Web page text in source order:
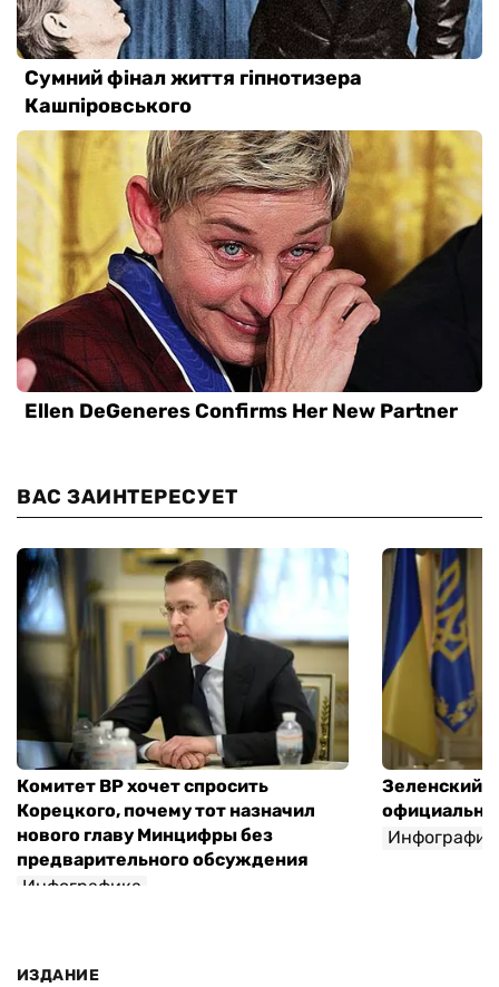
ВАС ЗАИНТЕРЕСУЕТ
Комитет ВР хочет спросить
Корецкого, почему тот назначил
нового главу Минцифры без
предварительного обсуждения
Инфографика
Зеленский
ИЗДАНИЕ